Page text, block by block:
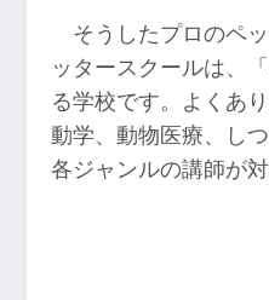
そうしたプロのペ
ッタースクールは、
る学校です。よくあ
動学、動物医療、し
各ジャンルの講師が